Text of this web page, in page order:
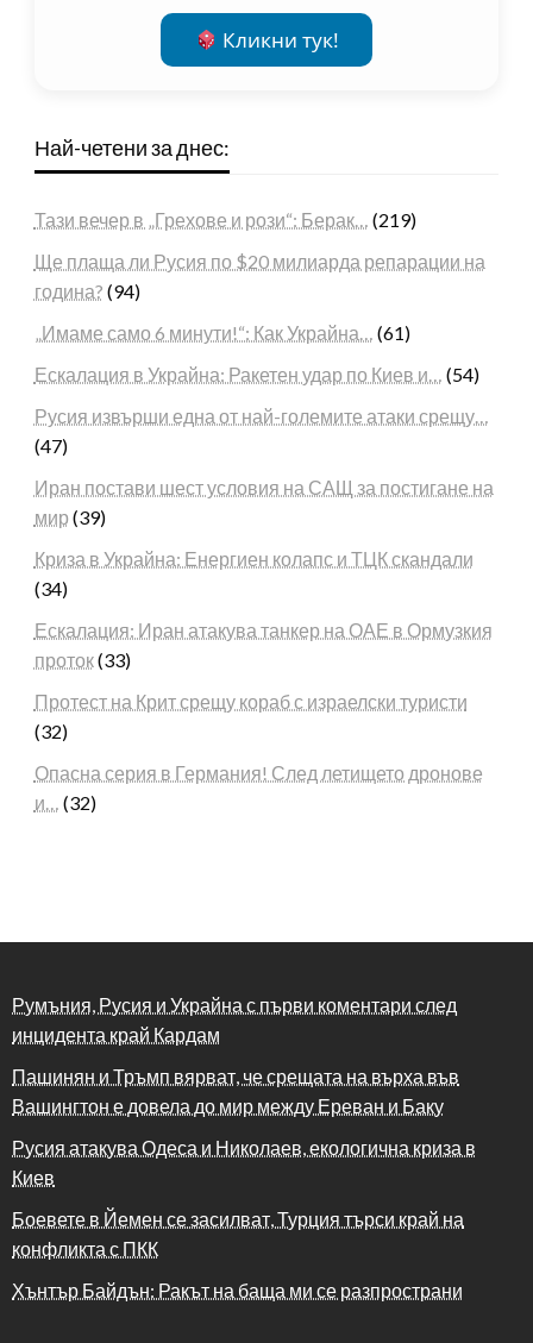
Кликни тук!
Най-четени за днес:
Тази вечер в „Грехове и рози“: Берак… (219)
Ще плаща ли Русия по $20 милиарда репарации на
година? (94)
„Имаме само 6 минути!“: Как Украйна… (61)
Ескалация в Украйна: Ракетен удар по Киев и… (54)
Русия извърши една от най-големите атаки срещу…
(47)
Иран постави шест условия на САЩ за постигане на
мир (39)
Криза в Украйна: Енергиен колапс и ТЦК скандали
(34)
Ескалация: Иран атакува танкер на ОАЕ в Ормузкия
проток(33)
Протест на Крит срещу кораб с израелски туристи
(32)
Опасна серия в Германия! След летището дронове
и… (32)
Румъния, Русия и Украйна с първи коментари след
инцидента край Кардам
Пашинян и Тръмп вярват, че срещата на върха във
Вашингтон е довела до мир между Ереван и Баку
Русия атакува Одеса и Николаев, екологична криза в
Киев
Боевете в Йемен се засилват, Турция търси край на
конфликта с ПКК
Хънтър Байдън: Ракът на баща ми се разпространи